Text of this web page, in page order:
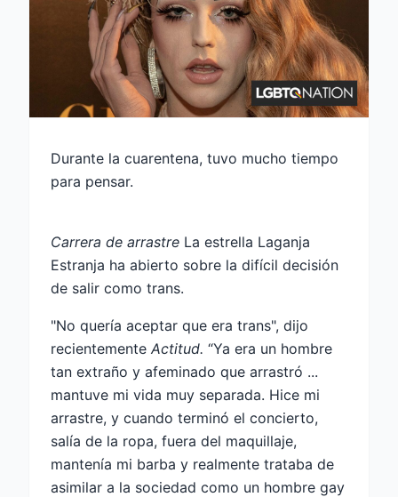
Durante la cuarentena, tuvo mucho tiempo
para pensar.
Carrera de arrastre La estrella Laganja
Estranja ha abierto sobre la difícil decisión
de salir como trans.
"No quería aceptar que era trans", dijo
recientemente Actitud. “Ya era un hombre
tan extraño y afeminado que arrastró ...
mantuve mi vida muy separada. Hice mi
arrastre, y cuando terminó el concierto,
salía de la ropa, fuera del maquillaje,
mantenía mi barba y realmente trataba de
asimilar a la sociedad como un hombre gay